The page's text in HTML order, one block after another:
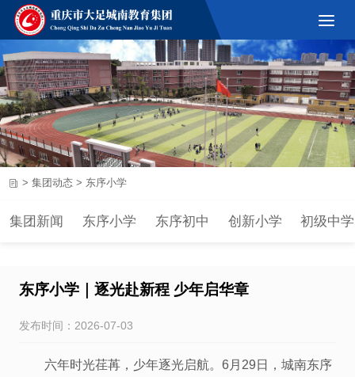
集团新闻 东序小学 东序初中 创新小学 初级中学
> 集团动态> 东序小学
东序小学｜逐光赴新程 少年启华章
发布时间：2026-07-03
六年时光荏苒，少年逐光启航。6月29日，城南东序